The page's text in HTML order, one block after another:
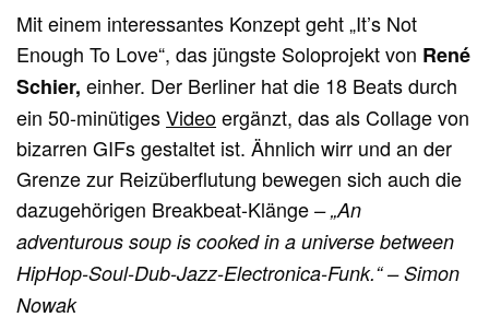
Mit einem interessantes Konzept geht „It’s Not
Enough To Love“, das jüngste Soloprojekt von René
Schier, einher. Der Berliner hat die 18 Beats durch
ein 50-minütigesVideoergänzt, das als Collage von
bizarren GIFs gestaltet ist. Ähnlich wirr und an der
Grenze zur Reizüberflutung bewegen sich auch die
dazugehörigen Breakbeat-Klänge– „An
adventurous soup is cooked in a universe between
HipHop-Soul-Dub-Jazz-Electronica-Funk.“ – Simon
Nowak